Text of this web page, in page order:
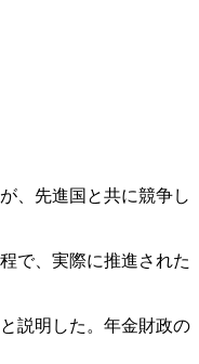
、先進国と共に競争し
で、実際に推進された
説明した。年金財政の